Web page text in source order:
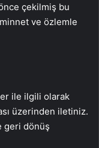
çekilmiş bu
ve özlemle
ile ilgili olarak
üzerinden iletiniz.
geri dönüş